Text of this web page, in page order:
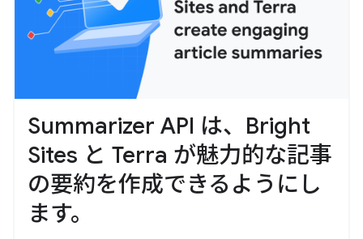
Summarizer API は、Bright
Sites と Terra が魅力的な記事
の要約を作成できるようにし
ます。